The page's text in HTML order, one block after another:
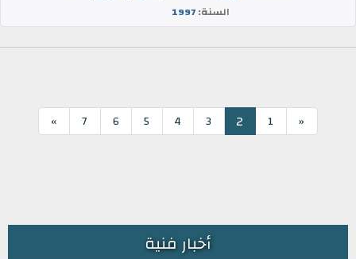
السنة:1997
«
1
2
3
4
5
6
7
»
أخبار فنية